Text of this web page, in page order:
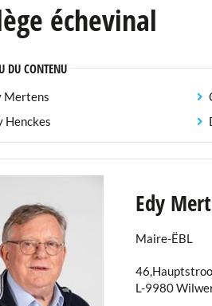
échevinal
DU CONTENU
Mertens
Henckes
Edy
Maire-ËBL
L-9980